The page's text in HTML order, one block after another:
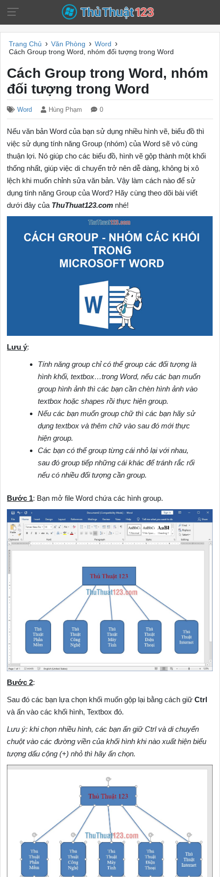
Trang Chủ › Văn Phòng › Word ›
Cách Group trong Word, nhóm đối tượng trong Word
Cách Group trong Word, nhóm
đối tượng trong Word
Word Hùng Phạm 0
Nếu văn bản Word của bạn sử dụng nhiều hình vẽ, biểu đồ thì
việc sử dụng tính năng Group (nhóm) của Word sẽ vô cùng
thuận lợi. Nó giúp cho các biểu đồ, hình vẽ gộp thành một khối
thống nhất, giúp việc di chuyển trở nên dễ dàng, không bị xô
lệch khi muốn chỉnh sửa văn bản. Vậy làm cách nào để sử
dụng tính năng Group của Word? Hãy cùng theo dõi bài viết
dưới đây của ThuThuat123.com nhé!
Lưu ý:
Tính năng group chỉ có thể group các đối tượng là
hình khối, textbox…trong Word, nếu các bạn muốn
group hình ảnh thì các bạn cần chèn hình ảnh vào
textbox hoặc shapes rồi thực hiện group.
Nếu các bạn muốn group chữ thì các bạn hãy sử
dụng textbox và thêm chữ vào sau đó mới thực
hiện group.
Các bạn có thể group từng cái nhỏ lại với nhau,
sau đó group tiếp những cái khác để tránh rắc rối
nếu có nhiều đối tượng cần group.
Bước 1: Bạn mở file Word chứa các hình group.
Bước 2:
Sau đó các bạn lựa chọn khối muốn gộp lại bằng cách giữCtrl
và ấn vào các khối hình, Textbox đó.
Lưu ý: khi chọn nhiều hình, các bạn ấn giữ Ctrl và di chuyển
chuột vào các đường viền của khối hình khi nào xuất hiện biểu
tượng dấu cộng (+) nhỏ thì hãy ấn chọn.